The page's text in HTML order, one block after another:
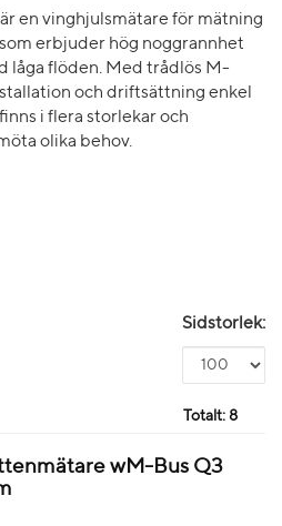
är en vinghjulsmätare för mätning
erbjuder hög noggrannhet
låga flöden. Med trådlös M-
och driftsättning enkel
i flera storlekar och
olika behov.
Sidstorlek:
Totalt: 8
wM-Bus Q3